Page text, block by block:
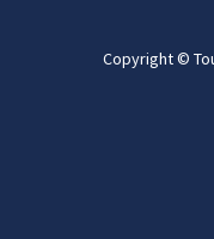
Copyright ©